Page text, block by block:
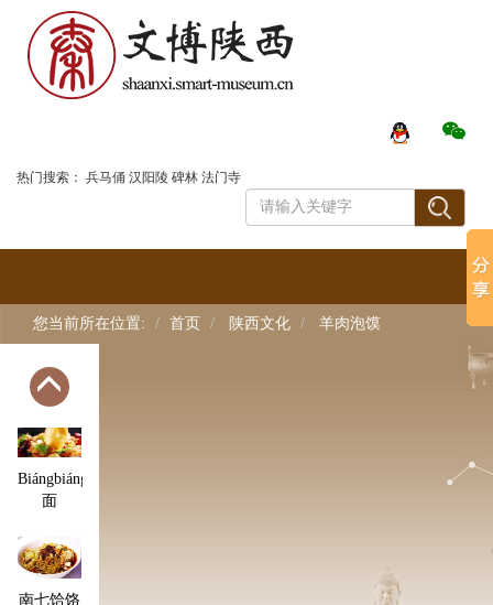
热门搜索： 兵马俑 汉阳陵 碑林 法门寺
您当前所在位置: 首页 陕西文化 羊肉泡馍
汉中米皮
皮
Biángbiáng
面
南七饸饹